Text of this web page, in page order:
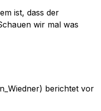
ist, dass der
wir mal was
berichtet vor